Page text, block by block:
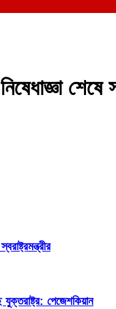
পেজেশকিয়ান